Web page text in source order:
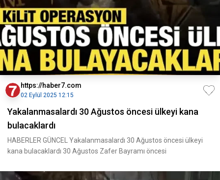
https://haber7.com
02 Eylül 2025 12:15
Yakalanmasalardı 30 Ağustos öncesi ülkeyi kana
bulacaklardı
HABERLER GÜNCEL Yakalanmasalardı 30 Ağustos öncesi ülkeyi
kana bulacaklardı 30 Ağustos Zafer Bayramı öncesi